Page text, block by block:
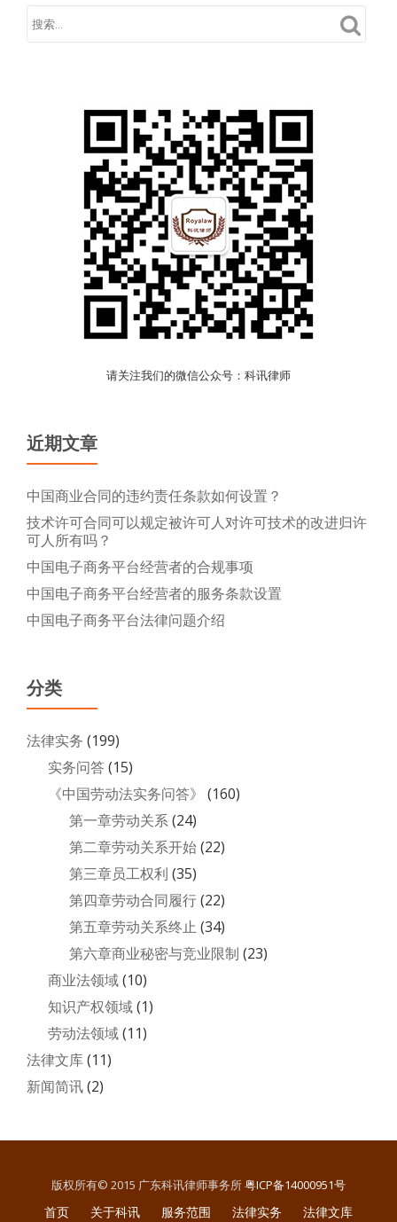
请关注我们的微信公众号：科讯律师
近期文章
中国商业合同的违约责任条款如何设置？
技术许可合同可以规定被许可人对许可技术的改进归许
可人所有吗？
中国电子商务平台经营者的合规事项
中国电子商务平台经营者的服务条款设置
中国电子商务平台法律问题介绍
分类
法律实务 (199)
实务问答(15)
《中国劳动法实务问答》 (160)
第一章劳动关系(24)
第二章劳动关系开始(22)
第三章员工权利 (35)
第四章劳动合同履行(22)
第五章劳动关系终止 (34)
第六章商业秘密与竞业限制 (23)
商业法领域(10)
知识产权领域(1)
劳动法领域(11)
法律文库(11)
新闻简讯(2)
版权所有© 2015 广东科讯律师事务所粤ICP备14000951号
首页 关于科讯 服务范围 法律实务 法律文库